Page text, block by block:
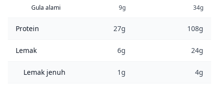
Gula alami 9g 34g
Protein 27g 108g
Lemak 6g 24g
Lemak jenuh 1g 4g